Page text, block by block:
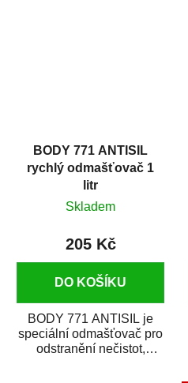
BODY 771 ANTISIL
rychlý odmašťovač 1
litr
Skladem
205 Kč
DO KOŠÍKU
BODY 771 ANTISIL je
speciální odmašťovač pro
odstranění nečistot,